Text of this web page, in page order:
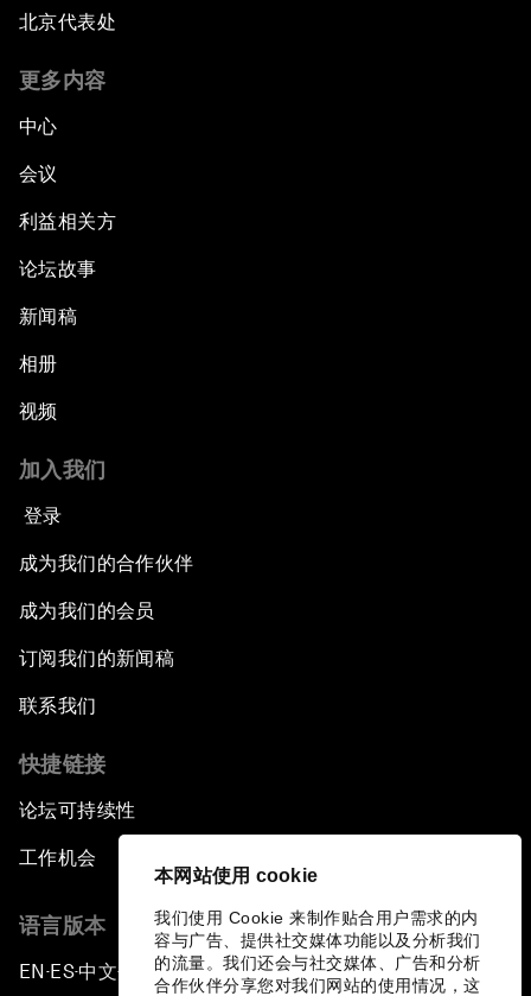
本网站使用 cookie
我们使用 Cookie 来制作贴合用户需求的内
容与广告、提供社交媒体功能以及分析我们
的流量。我们还会与社交媒体、广告和分析
合作伙伴分享您对我们网站的使用情况，这
北京代表处
更多内容
中心
会议
利益相关方
论坛故事
新闻稿
相册
视频
加入我们
登录
成为我们的合作伙伴
成为我们的会员
订阅我们的新闻稿
联系我们
快捷链接
论坛可持续性
工作机会
语言版本
EN ▪ES▪中文▪ 日本語